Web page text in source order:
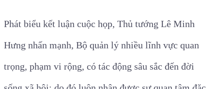
Phát biểu kết luận cuộc họp, Thủ tướng Lê Minh
Hưng nhấn mạnh, Bộ quản lý nhiều lĩnh vực quan
trọng, phạm vi rộng, có tác động sâu sắc đến đời